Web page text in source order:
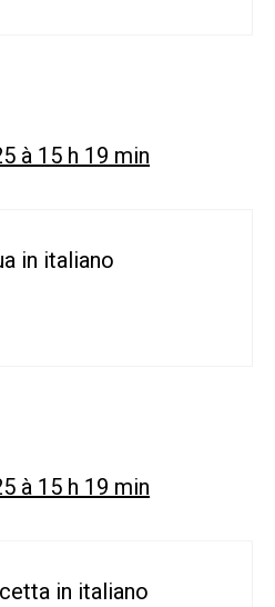
à 15 h 19 min
in italiano
à 15 h 19 min
in italiano